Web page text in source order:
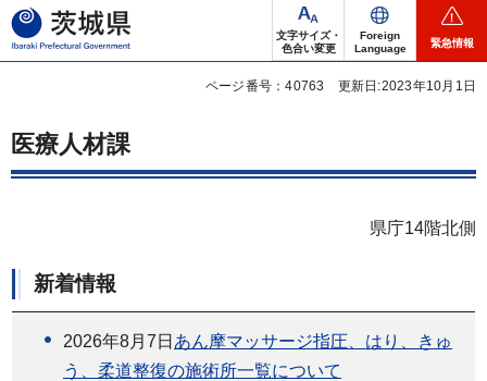
茨城県
文字サイズ・
色合い変更
Foreign
Language
緊急情報
ページ番号：40763 更新日:2023年10月1日
医療人材課
県庁14階北側
新着情報
2026年8月7日 あん摩マッサージ指圧、はり、きゅ
う、柔道整復の施術所一覧について